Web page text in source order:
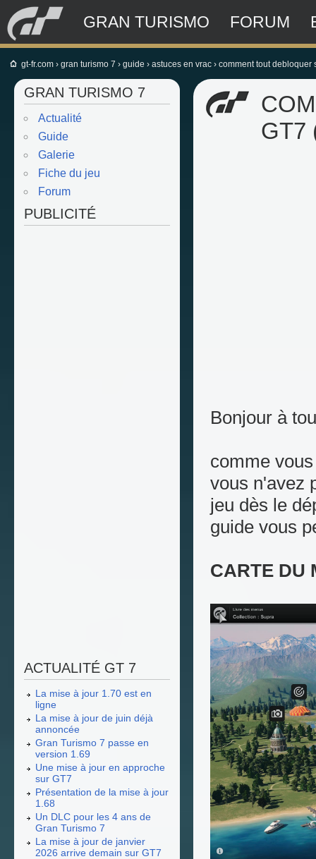
GRAN TURISMO FORUM
gt-fr.com › gran turismo 7 › guide › astuces en vrac › comment tout debloquer
GRAN TURISMO 7
Actualité
Guide
Galerie
Fiche du jeu
Forum
PUBLICITÉ
ACTUALITÉ GT 7
La mise à jour 1.70 est en
ligne
La mise à jour de juin déjà
annoncée
Gran Turismo 7 passe en
version 1.69
Une mise à jour en approche
sur GT7
Présentation de la mise à jour
1.68
Un DLC pour les 4 ans de
Gran Turismo 7
La mise à jour de janvier
2026 arrive demain sur GT7
GT7
Bonjour à
comme
vous n'avez
jeu dès le
guide vous
CARTE DU